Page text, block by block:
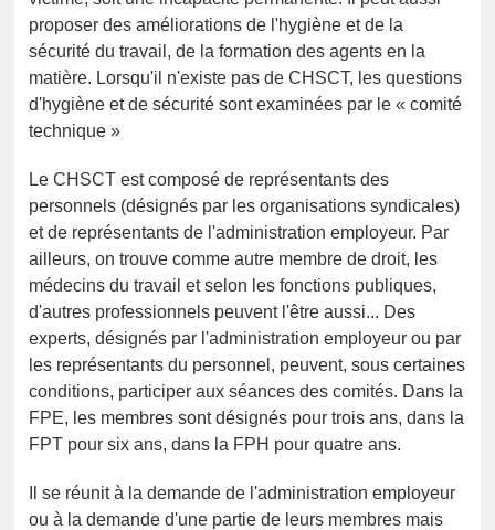
proposer des améliorations de l'hygiène et de la
sécurité du travail, de la formation des agents en la
matière. Lorsqu'il n'existe pas de CHSCT, les questions
d'hygiène et de sécurité sont examinées par le « comité
technique »
Le CHSCT est composé de représentants des
personnels (désignés par les organisations syndicales)
et de représentants de l'administration employeur. Par
ailleurs, on trouve comme autre membre de droit, les
médecins du travail et selon les fonctions publiques,
d'autres professionnels peuvent l'être aussi... Des
experts, désignés par l'administration employeur ou par
les représentants du personnel, peuvent, sous certaines
conditions, participer aux séances des comités. Dans la
FPE, les membres sont désignés pour trois ans, dans la
FPT pour six ans, dans la FPH pour quatre ans.
Il se réunit à la demande de l'administration employeur
ou à la demande d'une partie de leurs membres mais